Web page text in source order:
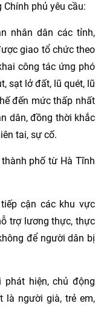
phủ yêu cầu:
nhân dân các tỉnh,
giao tổ chức theo
công tác ứng phó
sạt lở đất, lũ quét, lũ
đến mức thấp nhất
dân, đồng thời khắc
tai, sự cố.
phố từ Hà Tĩnh
cận các khu vực
trợ lương thực, thực
để người dân bị
hiện, chủ động
là người già, trẻ em,